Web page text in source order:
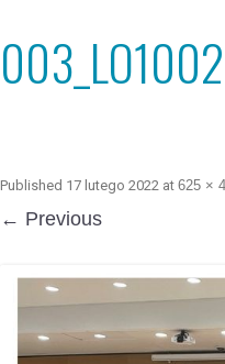
Published 17 lutego 2022 at 625 ×
← Previous